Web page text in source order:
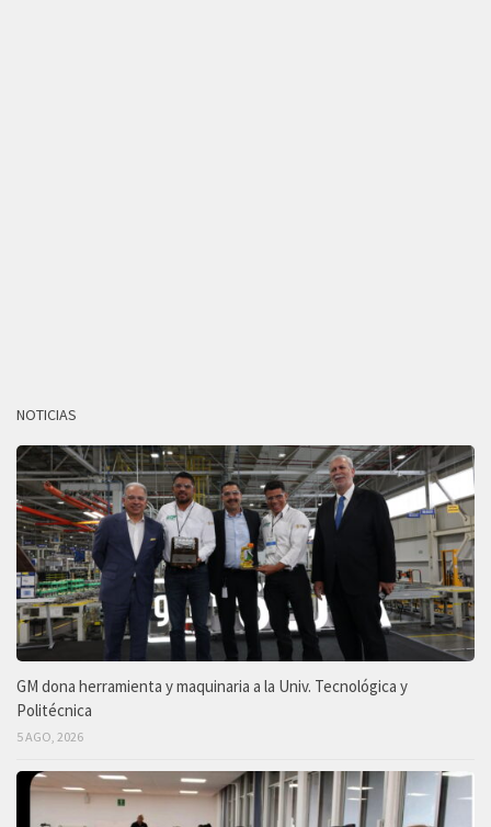
NOTICIAS
GM dona herramienta y maquinaria a la Univ. Tecnológica y
Politécnica
5 AGO, 2026